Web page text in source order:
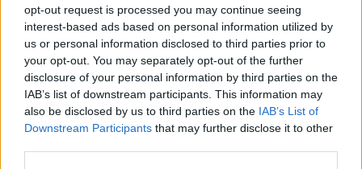
opt-out request is processed you may continue seeing
interest-based ads based on personal information utilized by
us or personal information disclosed to third parties prior to
your opt-out. You may separately opt-out of the further
disclosure of your personal information by third parties on the
IAB’s list of downstream participants. This information may
also be disclosed by us to third parties on the IAB’s List of
Downstream Participants that may further disclose it to other
Publicidad